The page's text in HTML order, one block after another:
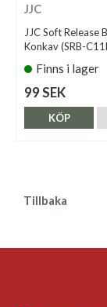
JJC
JJC Soft Release
Konkav (SRB-
Finns i lager
99 SEK
KÖP
Tillbaka